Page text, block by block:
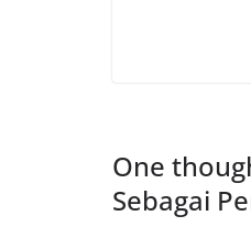
One
Sebagai